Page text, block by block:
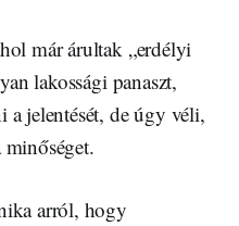
már árultak „erdélyi
lakossági panaszt,
jelentését, de úgy véli,
arról, hogy